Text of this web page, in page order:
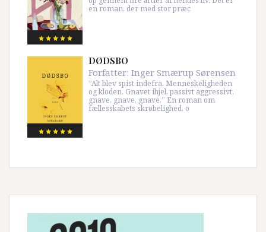
en roman, der med stor præc
DØDSBO
Forfatter: Inger Smærup Sørensen
”Alt blev spist indefra. Menneskeligheden
og kloden. Gnavet ihjel, passivt aggressivt,
gnave, gnave, gnave.” En roman om
fællesskabets skrøbelighed, o